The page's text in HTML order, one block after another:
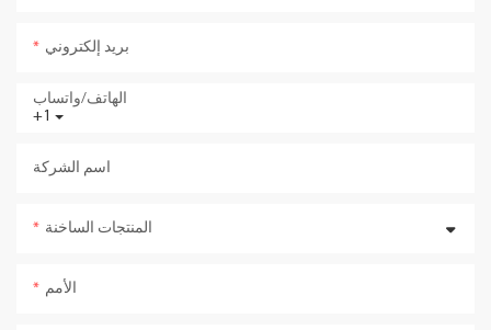
بريد إلكتروني
+1
الهاتف/واتساب
اسم الشركة
المنتجات الساخنة
الأمم